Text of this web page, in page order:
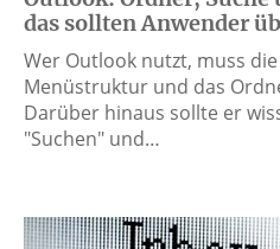
das sollten Anwender
Wer Outlook nutzt, muss
Menüstruktur und das
Darüber hinaus sollte er
"Suchen" und…